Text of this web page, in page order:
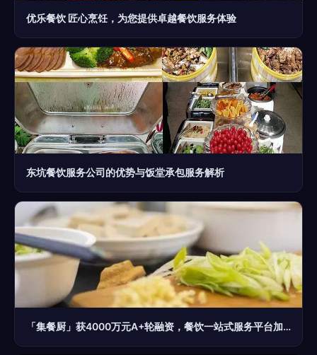
优乐餐饮 匠心烹饪，为您提供卓越餐饮服务体验
东坑餐饮服务公司的优势与饭堂承包服务解析
「集餐厨」获4000万元A+轮融资，餐饮一站式服务平台加速崛起